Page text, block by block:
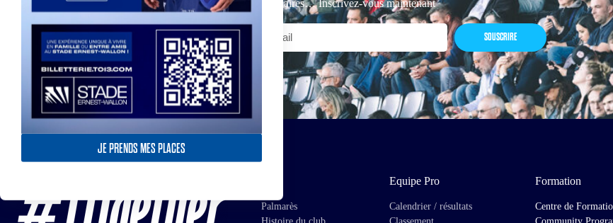
JE PRENDS MES PLACES
partenaires… Inscrivez-vous maintenant
SOUSCRIRE
Palmarès
Equipe Pro
Calendrier / résultats
Formation
Centre de